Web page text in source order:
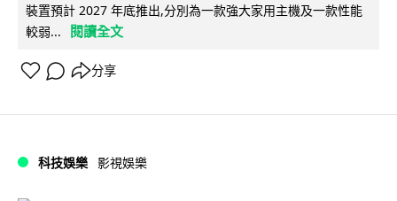
裝置預計 2027 年底推出,分別為一款強大家用主機及一款性能
較弱...
閱讀全文
分享
科技娛樂 影視娛樂